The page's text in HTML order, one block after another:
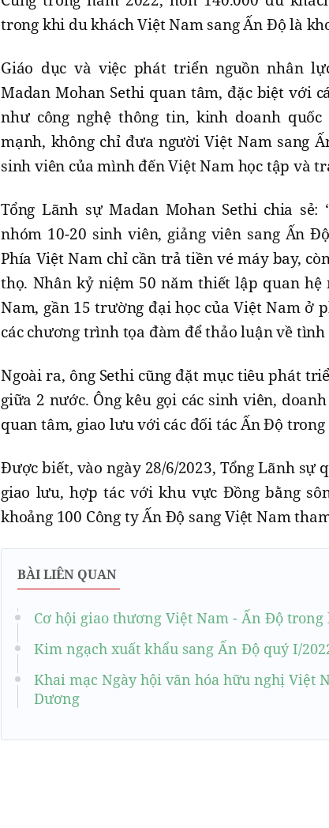
trong khi du khách Việt Nam sang Ấn Độ là
Giáo dục và việc phát triển nguồn nhân
Madan Mohan Sethi quan tâm, đặc biệt với
như công nghệ thông tin, kinh doanh
mạnh, không chỉ đưa người Việt Nam sang
sinh viên của mình đến Việt Nam học tập và
Tổng Lãnh sự Madan Mohan Sethi chia sẻ:
nhóm 10-20 sinh viên, giảng viên sang Ấn
Phía Việt Nam chỉ cần trả tiền vé máy bay,
thọ. Nhân kỷ niệm 50 năm thiết lập quan hệ
Nam, gần 15 trường đại học của Việt Nam ở
các chương trình tọa đàm để thảo luận về tình
Ngoài ra, ông Sethi cũng đặt mục tiêu phát
giữa 2 nước. Ông kêu gọi các sinh viên,
quan tâm, giao lưu với các đối tác Ấn Độ
Được biết, vào ngày 28/6/2023, Tổng Lãnh sự
giao lưu, hợp tác với khu vực Đồng bằng
khoảng 100 Công ty Ấn Độ sang Việt Nam
BÀI LIÊN QUAN
Cơ hội giao thương Việt Nam - Ấn Độ
Kim ngạch xuất khẩu sang Ấn Độ quý I/
Khai mạc Ngày hội văn hóa hữu nghị Việt
Dương